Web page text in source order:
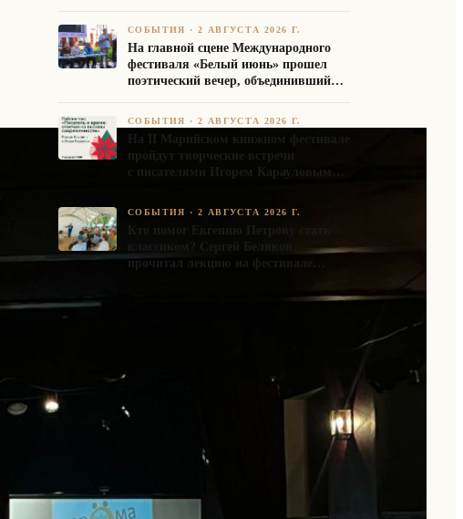
СОБЫТИЯ ·2 АВГУСТА 2026 Г.
На главной сцене Международного
фестиваля «Белый июнь» прошел
поэтический вечер, объединивший
СОБЫТИЯ ·2 АВГУСТА 2026 Г.
На II Марийском книжном фестивале
пройдут творческие встречи
с писателями Игорем Карауловым
СОБЫТИЯ ·2 АВГУСТА 2026 Г.
Кто помог Евгению Петрову стать
прочитал лекцию на фестивале